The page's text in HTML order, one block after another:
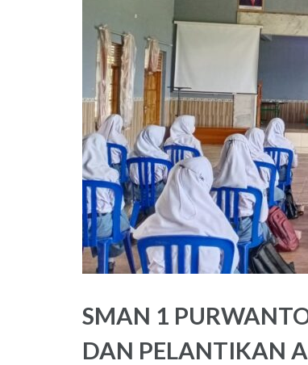
SMAN 1
DAN PELANTIKAN